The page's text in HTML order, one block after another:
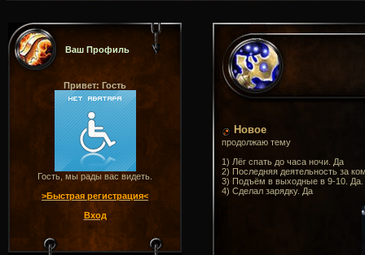
Ваш Профиль
Привет: Гость
Гость, мы рады вас видеть.
>Быстрая регистрация<
Вход
Новое
продолжаю тему
1) Лёг спать до часа ночи. Да
2) Последняя деятельность за
3) Подъём в выходные в 9-10.
4) Сделал зарядку. Да